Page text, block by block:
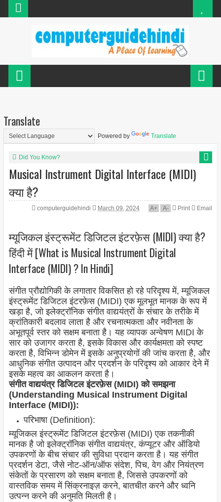
Translate
Powered by Translate
Did You Know?
Musical Instrument Digital Interface (MIDI)
क्या है?
computerguidehindi March 09, 2024 A+ A- Print Email
म्यूजिकल इंस्ट्रूमेंट डिजिटल इंटरफ़ेस (MIDI) क्या है?
हिंदी में [What is Musical Instrument Digital
Interface (MIDI) ? In Hindi]
संगीत प्रौद्योगिकी के लगातार विकसित हो रहे परिदृश्य में, म्यूजिकल
इंस्ट्रूमेंट डिजिटल इंटरफ़ेस (MIDI) एक मूलभूत मानक के रूप में
खड़ा है, जो इलेक्ट्रॉनिक संगीत वाद्ययंत्रों के संचार के तरीके में
क्रांतिकारी बदलाव लाता है और रचनात्मकता और नवीनता के
अभूतपूर्व स्तर को सक्षम बनाता है। यह व्यापक अन्वेषण MIDI के
सार को उजागर करता है, इसके विकास और कार्यक्षमता को स्पष्ट
करता है, विभिन्न डोमेन में इसके अनुप्रयोगों की जांच करता है, और
आधुनिक संगीत उत्पादन और प्रदर्शन के परिदृश्य को आकार देने में
इसके महत्व का आकलन करता है।
संगीत वाद्ययंत्र डिजिटल इंटरफ़ेस (MIDI) को समझना
(Understanding Musical Instrument Digital
Interface (MIDI)):
परिभाषा (Definition):
म्यूजिकल इंस्ट्रूमेंट डिजिटल इंटरफ़ेस (MIDI) एक तकनीकी
मानक है जो इलेक्ट्रॉनिक संगीत वाद्ययंत्र, कंप्यूटर और ऑडियो
उपकरणों के बीच संचार की सुविधा प्रदान करता है। यह संगीत
प्रदर्शन डेटा, जैसे नोट-ऑन/ऑफ संदेश, पिच, वेग और नियंत्रण
संकेतों के प्रसारण को सक्षम बनाता है, जिससे उपकरणों को
वास्तविक समय में सिंक्रनाइज़ करने, बातचीत करने और ध्वनि
उत्पन्न करने की अनुमति मिलती है।